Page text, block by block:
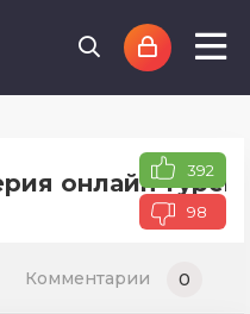
онлайн 392
98
Комментарии 0